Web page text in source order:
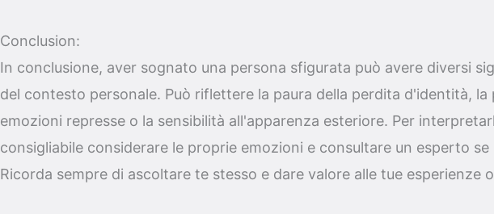
Conclusion:
In conclusione, aver sognato una persona sfigurata può avere diversi
del contesto personale. Può riflettere la paura della perdita d'identità, la
emozioni represse o la sensibilità all'apparenza esteriore. Per
consigliabile considerare le proprie emozioni e consultare un esperto se
Ricorda sempre di ascoltare te stesso e dare valore alle tue esperienze